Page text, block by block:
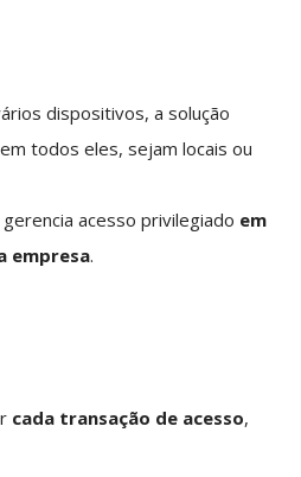
dispositivos, a solução
todos eles, sejam locais ou
acesso privilegiado em
empresa.
cada transação de acesso,